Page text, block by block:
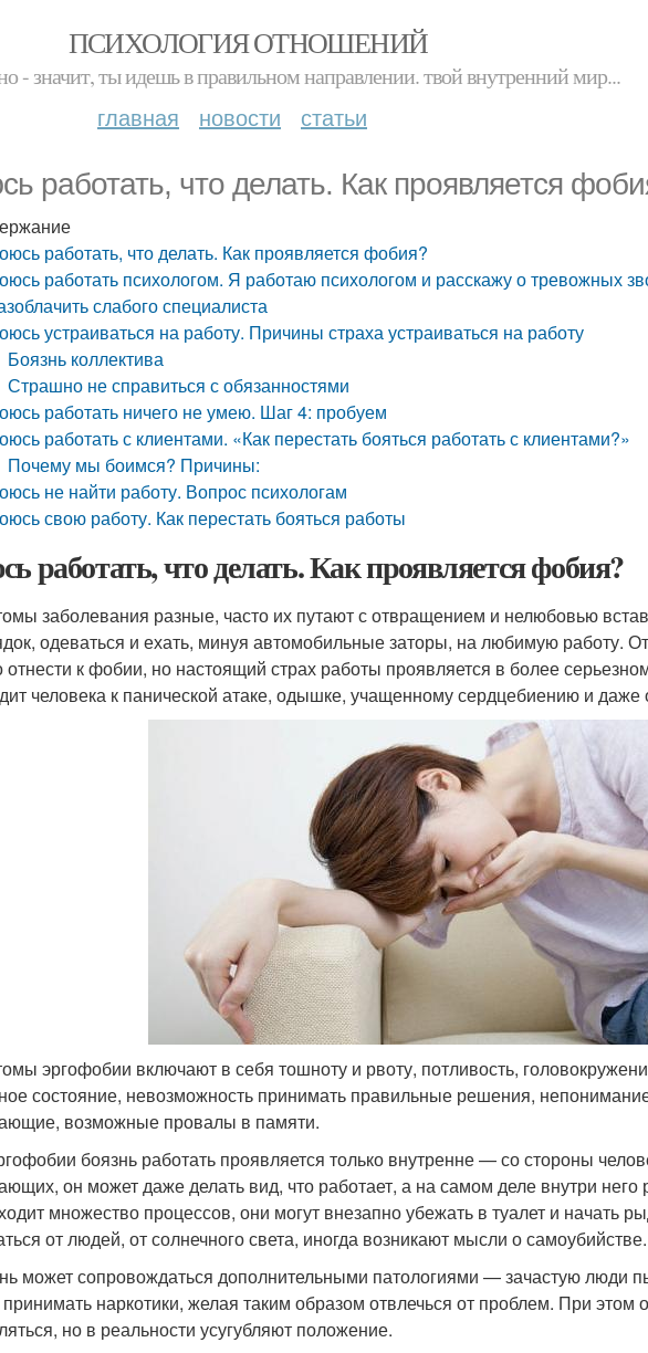
ПСИХОЛОГИЯ ОТНОШЕНИЙ
- значит, ты идешь в правильном направлении. твой внутренний мир...
главная новости статьи
работать, что делать. Как проявляется
работать, что делать. Как проявляется фобия?
работать психологом. Я работаю психологом и расскажу о тревожных
слабого специалиста
устраиваться на работу. Причины страха устраиваться на работу
Боязнь коллектива
Страшно не справиться с обязанностями
работать ничего не умею. Шаг 4: пробуем
работать с клиентами. «Как перестать бояться работать с клиентами?»
Почему мы боимся? Причины:
не найти работу. Вопрос психологам
свою работу. Как перестать бояться работы
работать, что делать. Как проявляется фобия?
заболевания разные, часто их путают с отвращением и нелюбовью
одеваться и ехать, минуя автомобильные заторы, на любимую работу.
к фобии, но настоящий страх работы проявляется в более
человека к панической атаке, одышке, учащенному сердцебиению и даже
эргофобии включают в себя тошноту и рвоту, потливость,
состояние, невозможность принимать правильные решения, непонимание
возможные провалы в памяти.
боязнь работать проявляется только внутренне — со стороны
он может даже делать вид, что работает, а на самом деле внутри него
множество процессов, они могут внезапно убежать в туалет и начать
от людей, от солнечного света, иногда возникают мысли о самоубийстве.
может сопровождаться дополнительными патологиями — зачастую люди
принимать наркотики, желая таким образом отвлечься от проблем. При этом
но в реальности усугубляют положение.